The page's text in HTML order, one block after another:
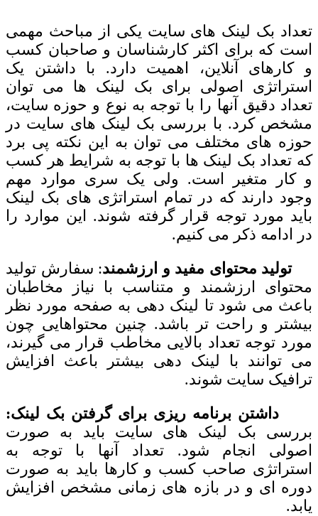
تعداد بک لینک های سایت یکی از مباحث مهمی
است که برای اکثر کارشناسان و صاحبان کسب
و کارهای آنلاین، اهمیت دارد. با داشتن یک
استراتژی اصولی برای بک لینک ها می توان
تعداد دقیق آنها را با توجه به نوع و حوزه سایت،
مشخص کرد. با بررسی بک لینک های سایت در
حوزه های مختلف می توان به این نکته پی برد
که تعداد بک لینک ها با توجه به شرایط هر کسب
و کار متغیر است. ولی یک سری موارد مهم
وجود دارند که در تمام استراتژی های بک لینک
باید مورد توجه قرار گرفته شوند. این موارد را
در ادامه ذکر می کنیم.
تولید محتوای مفید و ارزشمند: سفارش تولید
محتوای ارزشمند و متناسب با نیاز مخاطبان
باعث می شود تا لینک دهی به صفحه مورد نظر
بیشتر و راحت تر باشد. چنین محتواهایی چون
مورد توجه تعداد بالایی مخاطب قرار می گیرند،
می توانند با لینک دهی بیشتر باعث افزایش
ترافیک سایت شوند.
داشتن برنامه ریزی برای گرفتن بک لینک:
بررسی بک لینک های سایت باید به صورت
اصولی انجام شود. تعداد آنها با توجه به
استراتژی صاحب کسب و کارها باید به صورت
دوره ای و در بازه های زمانی مشخص افزایش
یابد.